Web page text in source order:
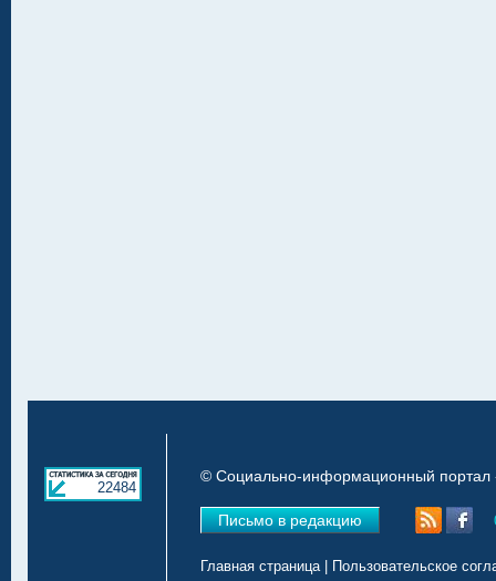
22484
© Социально-информационный портал
Письмо в редакцию
Главная страница| Пользовательское